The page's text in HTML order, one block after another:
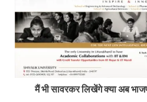
मैं भी सावरकर लिखेंगे क्या अब